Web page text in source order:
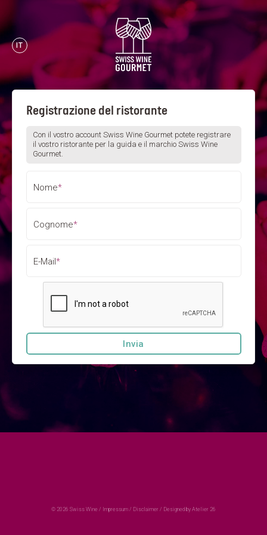
IT
Registrazione del ristorante
Con il vostro account Swiss Wine Gourmet potete registrare
il vostro ristorante per la guida e il marchio Swiss Wine
Gourmet.
Nome*
Cognome*
E-Mail*
© 2026 Swiss Wine / Impressum / Disclaimer / Designed by Atelier 26